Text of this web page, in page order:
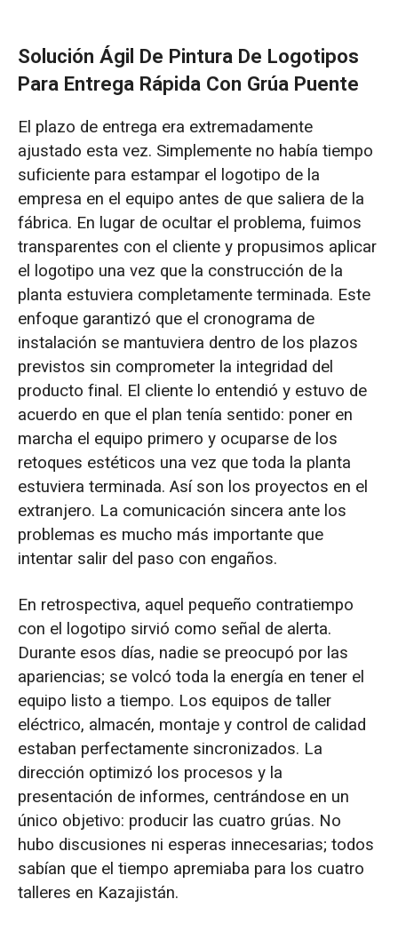
Solución Ágil De Pintura De Logotipos
Para Entrega Rápida Con Grúa Puente
El plazo de entrega era extremadamente
ajustado esta vez. Simplemente no había tiempo
suficiente para estampar el logotipo de la
empresa en el equipo antes de que saliera de la
fábrica. En lugar de ocultar el problema, fuimos
transparentes con el cliente y propusimos aplicar
el logotipo una vez que la construcción de la
planta estuviera completamente terminada. Este
enfoque garantizó que el cronograma de
instalación se mantuviera dentro de los plazos
previstos sin comprometer la integridad del
producto final. El cliente lo entendió y estuvo de
acuerdo en que el plan tenía sentido: poner en
marcha el equipo primero y ocuparse de los
retoques estéticos una vez que toda la planta
estuviera terminada. Así son los proyectos en el
extranjero. La comunicación sincera ante los
problemas es mucho más importante que
intentar salir del paso con engaños.
En retrospectiva, aquel pequeño contratiempo
con el logotipo sirvió como señal de alerta.
Durante esos días, nadie se preocupó por las
apariencias; se volcó toda la energía en tener el
equipo listo a tiempo. Los equipos de taller
eléctrico, almacén, montaje y control de calidad
estaban perfectamente sincronizados. La
dirección optimizó los procesos y la
presentación de informes, centrándose en un
único objetivo: producir las cuatro grúas. No
hubo discusiones ni esperas innecesarias; todos
sabían que el tiempo apremiaba para los cuatro
talleres en Kazajistán.